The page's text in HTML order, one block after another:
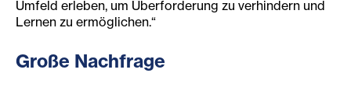
Umfeld erleben, um Überforderung zu verhindern und
Lernen zu ermöglichen.“
Große Nachfrage